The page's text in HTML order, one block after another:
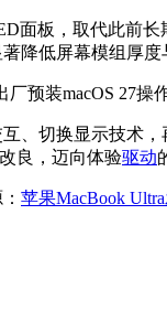
面板，取代此前
降低屏幕模组厚
预装macOS 27
、切换显示技术
良，迈向体验驱动
苹果MacBook